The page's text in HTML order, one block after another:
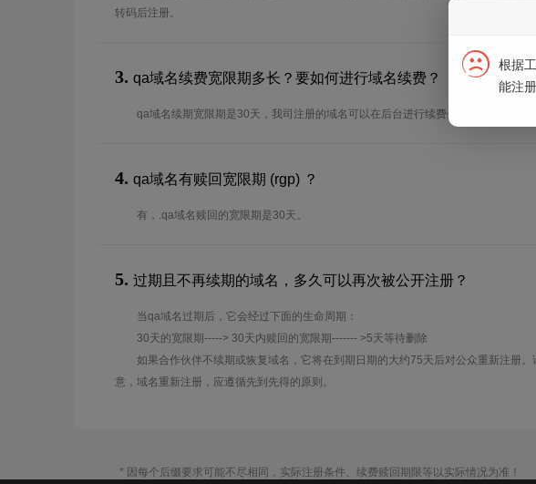
转码后注册。
3. qa域名续费宽限期多长？要如何进行域名续费？
qa域名续期宽限期是30天，我司注册的域名可以在后台进行续费生效。
4. qa域名有赎回宽限期 (rgp) ？
有，.qa域名赎回的宽限期是30天。
5. 过期且不再续期的域名，多久可以再次被公开注册？
当qa域名过期后，它会经过下面的生命周期：
30天的宽限期-----> 30天内赎回的宽限期------- >5天等待删除
如果合作伙伴不续期或恢复域名，它将在到期日期的大约75天后对公众重新注册。
意，域名重新注册，应遵循先到先得的原则。
* 因每个后缀要求可能不尽相同，实际注册条件、续费赎回期限等以实际情况为准！
根据
能注